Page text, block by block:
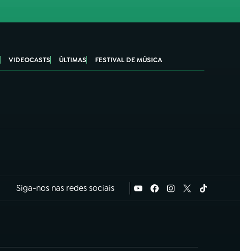
VIDEOCASTS ÚLTIMAS FESTIVAL DE MÚSICA
Siga-nos nas redes sociais